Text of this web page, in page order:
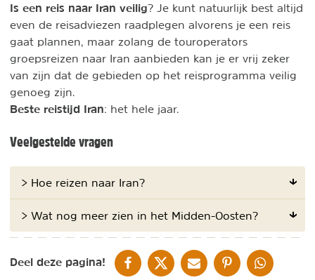
Is een reis naar Iran veilig? Je kunt natuurlijk best altijd
even de reisadviezen raadplegen alvorens je een reis
gaat plannen, maar zolang de touroperators
groepsreizen naar Iran aanbieden kan je er vrij zeker
van zijn dat de gebieden op het reisprogramma veilig
genoeg zijn.
Beste reistijd Iran: het hele jaar.
Veelgestelde vragen
> Hoe reizen naar Iran?
> Wat nog meer zien in het Midden-Oosten?
Deel deze pagina! DELEN OP FACEBOOK
DELEN OP XDELEN VIA DE MAIL
DELEN OP PINTEREST
DELEN OP